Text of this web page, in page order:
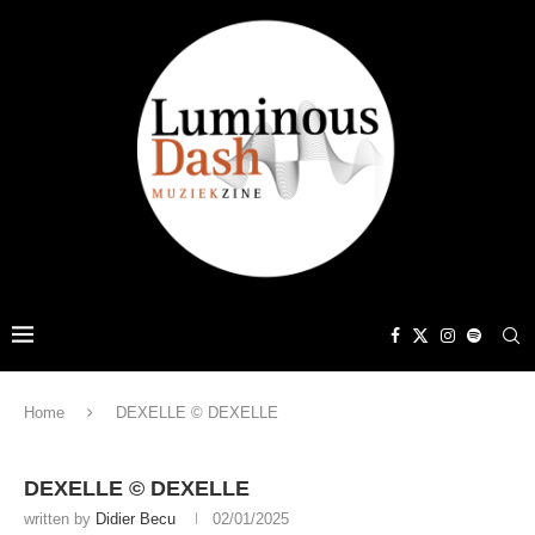
Home DEXELLE © DEXELLE
DEXELLE © DEXELLE
written by Didier Becu 02/01/2025